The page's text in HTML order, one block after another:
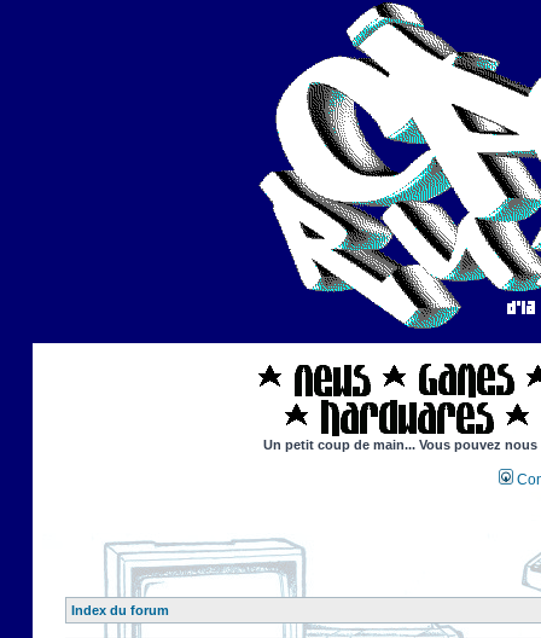
Un petit coup de main... Vous pouvez
Index du forum